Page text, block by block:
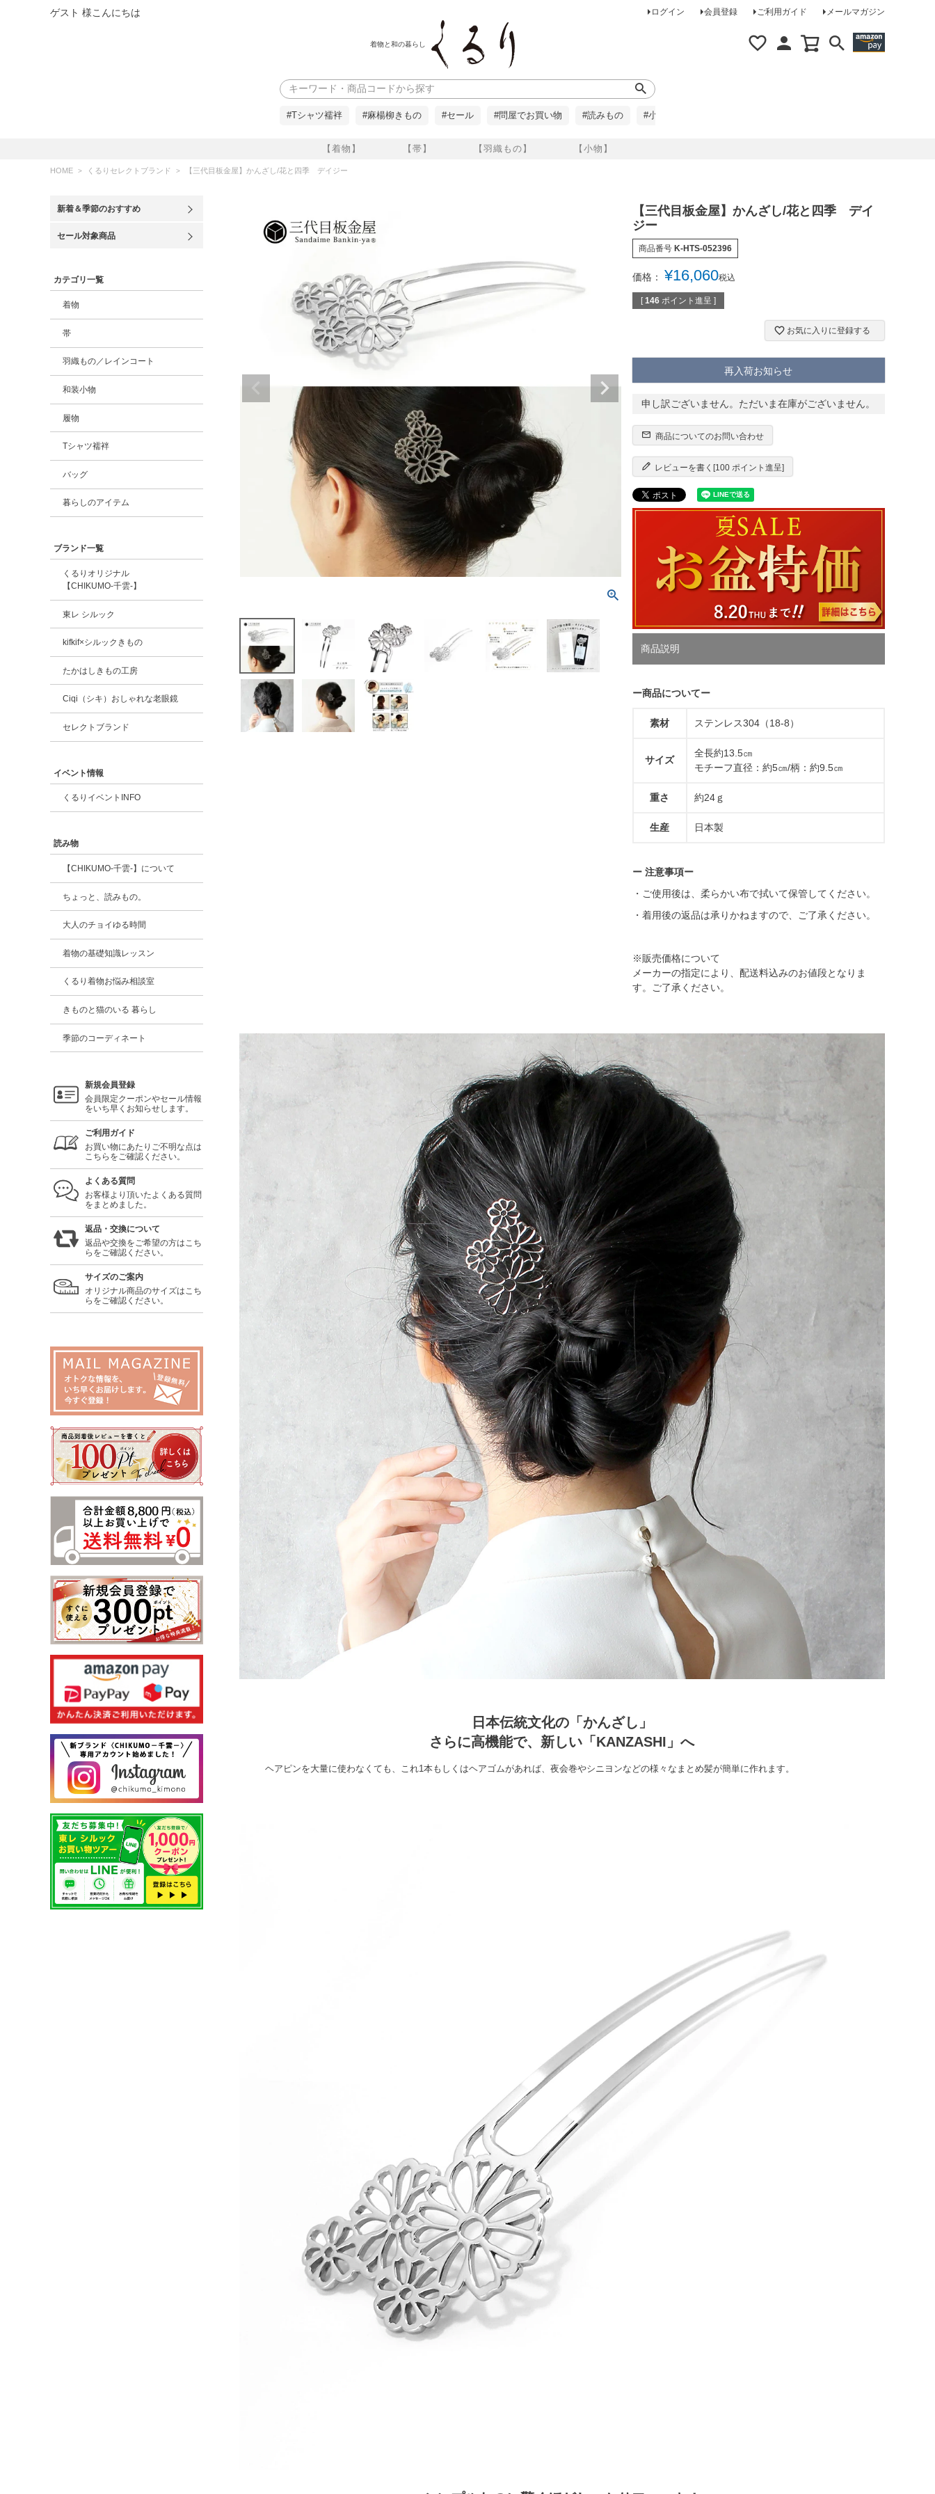
ゲスト 様こんにちは ログイン 会員登録 ご利用ガイド メールマガジン
着物と和の暮らし
【着物】 【帯】 【羽織もの】 【小物】
検索
#Tシャツ襦袢 #麻楊柳きもの #セール #問屋でお買い物 #読みもの #小柄な方に
HOME くるりセレクトブランド 【三代目板金屋】かんざし/花と四季 デイジー
新着＆季節のおすすめ
セール対象商品
カテゴリ一覧
着物
帯
羽織もの／レインコート
和装小物
履物
Tシャツ襦袢
バッグ
暮らしのアイテム
ブランド一覧
くるりオリジナル
【CHIKUMO-千雲-】
東レ シルック
kifkif×シルックきもの
たかはしきもの工房
Ciqi（シキ）おしゃれな老眼鏡
セレクトブランド
イベント情報
くるりイベントINFO
読み物
【CHIKUMO-千雲-】について
ちょっと、読みもの。
大人のチョイゆる時間
着物の基礎知識レッスン
くるり着物お悩み相談室
きものと猫のいる 暮らし
季節のコーディネート
新規会員登録
会員限定クーポンやセール情報
をいち早くお知らせします。
ご利用ガイド
お買い物にあたりご不明な点は
こちらをご確認ください。
よくある質問
お客様より頂いたよくある質問
をまとめました。
返品・交換について
返品や交換をご希望の方はこち
らをご確認ください。
サイズのご案内
オリジナル商品のサイズはこち
らをご確認ください。
【三代目板金屋】かんざし/花と四季 デイ
ジー
商品番号 K-HTS-052396
価格： ¥16,060税込
[ 146 ポイント進呈 ]
お気に入りに登録する
再入荷お知らせ
申し訳ございません。ただいま在庫がございません。
商品についてのお問い合わせ
レビューを書く[100 ポイント進呈]
商品説明
ー商品についてー
素材 ステンレス304（18-8）
サイズ
全長約13.5㎝
モチーフ直径：約5㎝/柄：約9.5㎝
重さ 約24ｇ
生産 日本製
ー 注意事項ー
・ご使用後は、柔らかい布で拭いて保管してください。
・着用後の返品は承りかねますので、ご了承ください。
※販売価格について
メーカーの指定により、配送料込みのお値段となりま
す。ご了承ください。
日本伝統文化の「かんざし」
さらに高機能で、新しい「KANZASHI」へ
ヘアピンを大量に使わなくても、これ1本もしくはヘアゴムがあれば、夜会巻やシニヨンなどの様々なまとめ髪が簡単に作れます。